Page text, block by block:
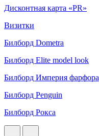
Дисконтная карта «PR»
Визитки
Билборд Dometra
Билборд Elite model look
Билборд Империя фарфора
Билборд Penguin
Билборд Рокса